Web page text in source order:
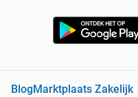
Blog Marktplaats Zakelijk